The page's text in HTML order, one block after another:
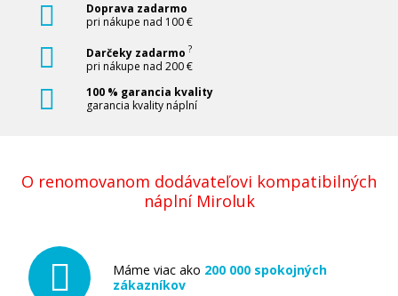
Doprava zadarmo
pri nákupe nad 100 €
Darčeky zadarmo ?
pri nákupe nad 200 €
100 % garancia kvality
garancia kvality náplní
O renomovanom dodávateľovi kompatibilných
náplní Miroluk
Máme viac ako 200 000 spokojných
zákazníkov